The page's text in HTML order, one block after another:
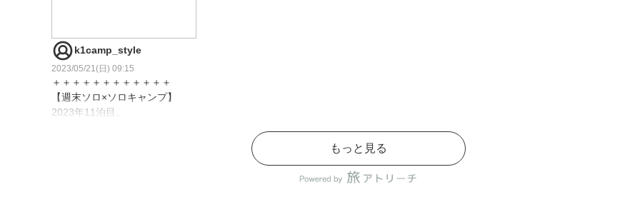
k1camp_style
2023/05/21(日) 09:15
＋＋＋＋＋＋＋＋＋＋＋＋
【週末ソロ×ソロキャンプ】
2023年11泊目。
もっと見る